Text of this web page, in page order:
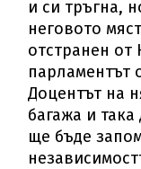
и си тръгна,
неговото
отстранен от
парламентът
Доцентът на
багажа и
ще бъде